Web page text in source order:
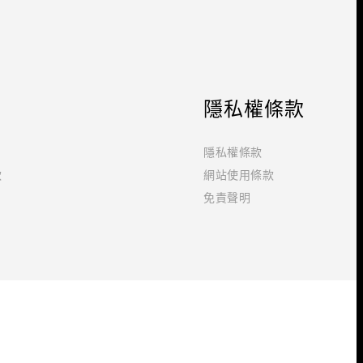
隱私權條款
隱私權條款
網站使用條款
免責聲明